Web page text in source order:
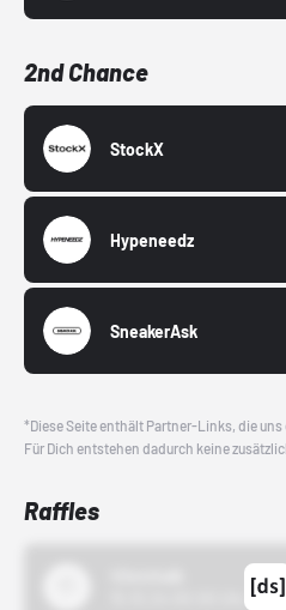
2nd Chance
StockX
Hypeneedz
SneakerAsk
*Diese Seite enthält Partner-Links, die
Für Dich entstehen dadurch keine
Raffles